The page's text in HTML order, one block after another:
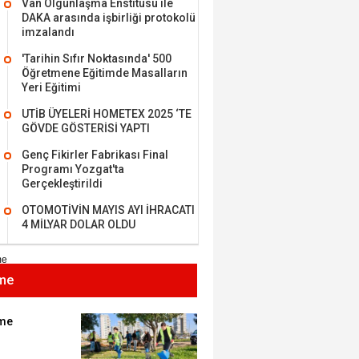
Van Olgunlaşma Enstitüsü ile
DAKA arasında işbirliği protokolü
imzalandı
'Tarihin Sıfır Noktasında' 500
Öğretmene Eğitimde Masalların
Yeri Eğitimi
UTİB ÜYELERİ HOMETEX 2025 ‘TE
GÖVDE GÖSTERİSİ YAPTI
Genç Fikirler Fabrikası Final
Programı Yozgat'ta
Gerçekleştirildi
OTOMOTİVİN MAYIS AYI İHRACATI
4 MİLYAR DOLAR OLDU
Bilim İnsanı Tosun
Saygı..
ÖZDEMİR
- Sağlık turizminde
BULUZ
Ulusumuz:
KEMAL ZEYBEK